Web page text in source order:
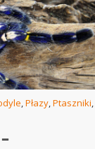
,Płazy,Ptaszniki,